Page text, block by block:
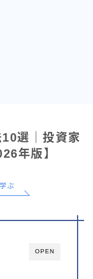
選｜投資家
年版】
ぶ
OPEN